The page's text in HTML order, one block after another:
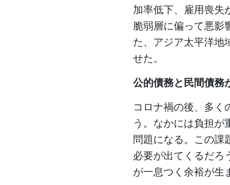
加率低下、雇用喪失
脆弱層に偏って悪影
た、アジア太平洋地
せた。
公的債務と民間債務
コロナ禍の後、多
う。なかには負担
問題になる。この課
必要が出てくるだろ
が一息つく余裕が生